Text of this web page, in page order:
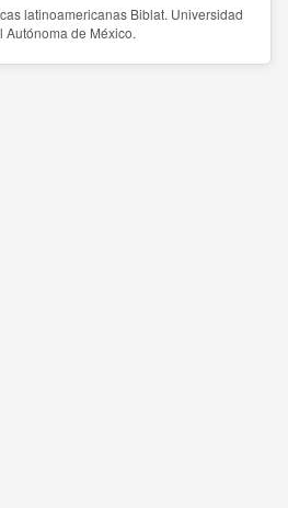
latinoamericanas Biblat. Universidad
Autónoma de México.